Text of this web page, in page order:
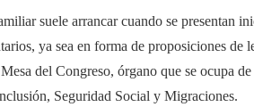
suele arrancar cuando se presentan
ya sea en forma de proposiciones de
del Congreso, órgano que se ocupa
Seguridad Social y Migraciones.